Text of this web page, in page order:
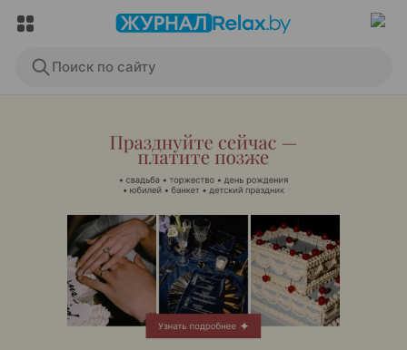
Поиск по сайту
ЭФФЕКТИВНАЯ РЕКЛАМА НА САЙТЕ